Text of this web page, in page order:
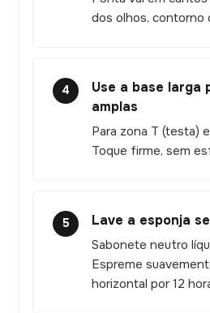
dos olhos, contorno
4
Use a base larga
amplas
Para zona T (testa)
Toque firme, sem
5 Lave a esponja
Sabonete neutro
Espreme
horizontal por 12